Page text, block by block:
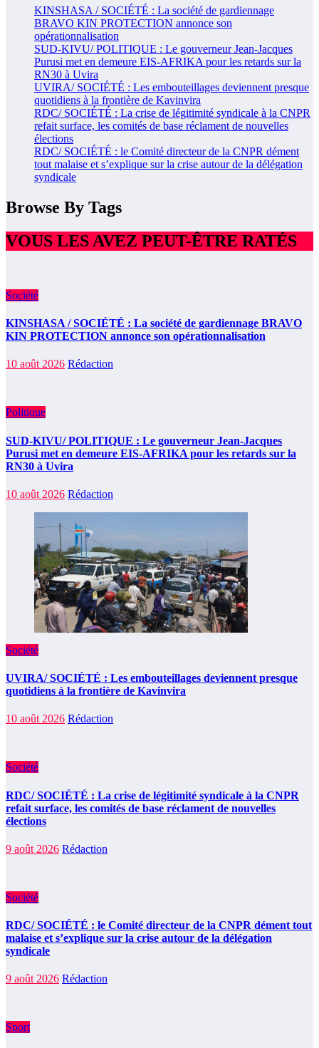
KINSHASA / SOCIÉTÉ : La société de gardiennage
BRAVO KIN PROTECTION annonce son
opérationnalisation
SUD-KIVU/ POLITIQUE : Le gouverneur Jean-Jacques
Purusi met en demeure EIS-AFRIKA pour les retards sur la
RN30 à Uvira
UVIRA/ SOCIÉTÉ : Les embouteillages deviennent presque
quotidiens à la frontière de Kavinvira
RDC/ SOCIÉTÉ : La crise de légitimité syndicale à la CNPR
refait surface, les comités de base réclament de nouvelles
élections
RDC/ SOCIÉTÉ : le Comité directeur de la CNPR dément
tout malaise et s’explique sur la crise autour de la délégation
syndicale
Browse By Tags
VOUS LES AVEZ PEUT-ÊTRE RATÉS
Société
KINSHASA / SOCIÉTÉ : La société de gardiennage BRAVO
KIN PROTECTION annonce son opérationnalisation
10 août 2026 Rédaction
Politique
SUD-KIVU/ POLITIQUE : Le gouverneur Jean-Jacques
Purusi met en demeure EIS-AFRIKA pour les retards sur la
RN30 à Uvira
10 août 2026 Rédaction
Société
UVIRA/ SOCIÉTÉ : Les embouteillages deviennent presque
quotidiens à la frontière de Kavinvira
10 août 2026 Rédaction
Société
RDC/ SOCIÉTÉ : La crise de légitimité syndicale à la CNPR
refait surface, les comités de base réclament de nouvelles
élections
9 août 2026 Rédaction
Société
RDC/ SOCIÉTÉ : le Comité directeur de la CNPR dément tout
malaise et s’explique sur la crise autour de la délégation
syndicale
9 août 2026 Rédaction
Sport